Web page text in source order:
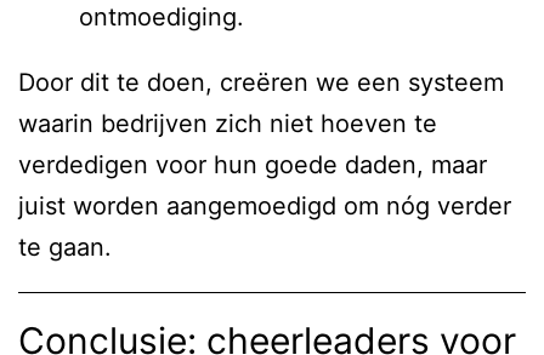
ontmoediging.
Door dit te doen, creëren we een systeem
waarin bedrijven zich niet hoeven te
verdedigen voor hun goede daden, maar
juist worden aangemoedigd om nóg verder
te gaan.
Conclusie: cheerleaders voor